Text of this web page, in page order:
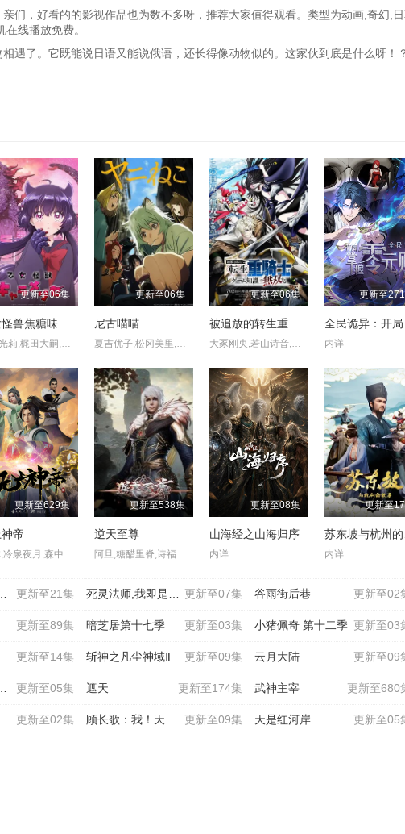
们，好看的的影视作品也为数不多呀，推荐大家值得观看。类型为动画,奇幻,
线播放免费。
遇了。它既能说日语又能说俄语，还长得像动物似的。这家伙到底是什么呀！
更新至06集
兽焦糖味
千贺光莉,梶田大嗣,关根明良,白石晴香,三石琴乃,小西克幸,松井惠理子
更新至06集
尼古喵喵
夏吉优子,松冈美里,船户百合绘,清水彩香,井泽诗织,明智璃子,稻田彻
更新至06集
被追放的转生重骑士用游戏知识开无双
大冢刚央,若山诗音,阿部菜摘子
更新至
内详
更新至629集
帝
更新至538集
逆天至尊
阿旦,糖醋里脊,诗福
更新至08集
山海经之山海归序
内详
更新至
内详
更新至21集 更新至07集
死灵法师,我即是天灾(2 更新至02
谷雨街后巷
更新至89集 更新至03集
暗芝居第十七季 更新至03
小猪佩奇 第十二季
更新至14集 更新至09集
斩神之凡尘神域Ⅱ 更新至09
云月大陆
更新至05集 更新至174集
遮天 更新至680
武神主宰
更新至02集 更新至09集
顾长歌：我！天命大反派 更新至05
天是红河岸